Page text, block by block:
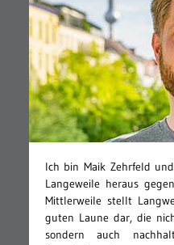
Ich bin Maik Zehrfeld
Langeweile heraus
Mittlerweile stellt
guten Laune dar, die
sondern auch